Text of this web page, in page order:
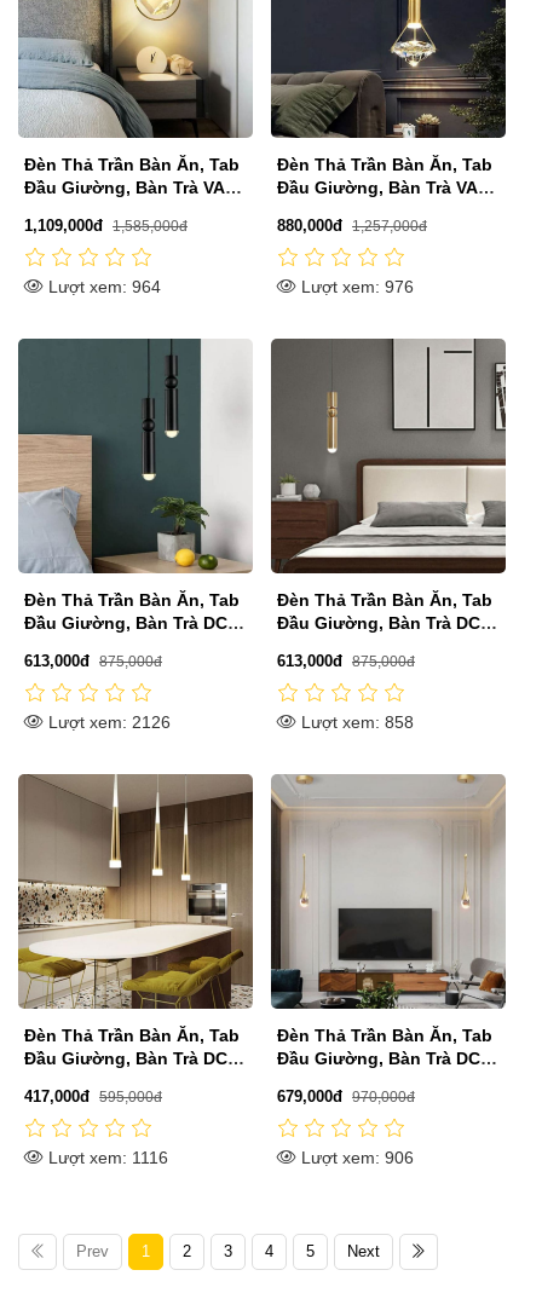
Đèn Thả Trần Bàn Ăn, Tab
Đầu Giường, Bàn Trà VA-
1,109,000đ 1,585,000đ
Lượt xem: 964
Đèn Thả Trần Bàn Ăn, Tab
Đầu Giường, Bàn Trà VA-
880,000đ 1,257,000đ
Lượt xem: 976
Đèn Thả Trần Bàn Ăn, Tab
Đầu Giường, Bàn Trà DC-
613,000đ 875,000đ
Lượt xem: 2126
Đèn Thả Trần Bàn Ăn, Tab
Đầu Giường, Bàn Trà DC-
613,000đ 875,000đ
Lượt xem: 858
Đèn Thả Trần Bàn Ăn, Tab
Đầu Giường, Bàn Trà DC-
417,000đ 595,000đ
Lượt xem: 1116
Đèn Thả Trần Bàn Ăn, Tab
Đầu Giường, Bàn Trà DC-
679,000đ 970,000đ
Lượt xem: 906
Prev 1 2 3 4 5 Next